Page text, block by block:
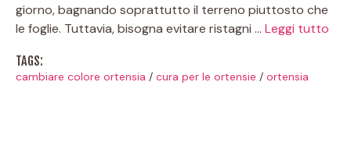
giorno, bagnando soprattutto il terreno piuttosto che
le foglie. Tuttavia, bisogna evitare ristagni … Leggi tutto
TAGS:
cambiare colore ortensia / cura per le ortensie / ortensia